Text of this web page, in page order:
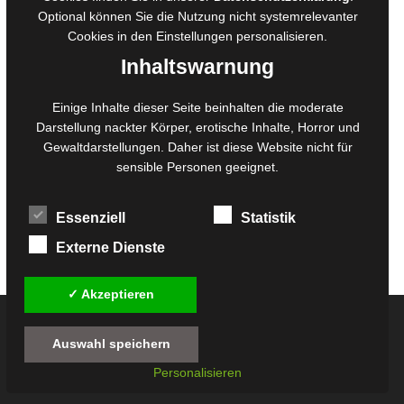
Belegexemplare
Eigenbedarfsexemplare
Foto- und Bildbearbeitung
Fotorestauration
Creative Artwork
MPS Fotografie
WordPress Support
Alle Preise inkl. der gesetzlichen MwSt. - Die durchgestrichenen Preise entsprechen
dem bisherigen Preis in diesem Online-Shop.
Optional können Sie die Nutzung nicht systemrelevanter
Cookies in den Einstellungen personalisieren.
Inhaltswarnung
Einige Inhalte dieser Seite beinhalten die moderate
Darstellung nackter Körper, erotische Inhalte, Horror und
Gewaltdarstellungen. Daher ist diese Website nicht für
sensible Personen geeignet.
Essenziell
Statistik
Externe Dienste
✓ Akzeptieren
Auswahl speichern
Personalisieren